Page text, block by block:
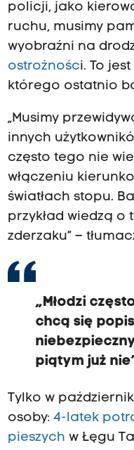
policji, jako
ruchu, musimy
wyobraźni na
ostrożności. To
którego ostatnio
„Musimy
innych
często tego nie
włączeniu
światłach stopu.
przykład wiedzą o
zderzaku” –
„Młodzi
chcą się
piątym już
Tylko w
osoby: 4-latek
pieszych w Łęgu